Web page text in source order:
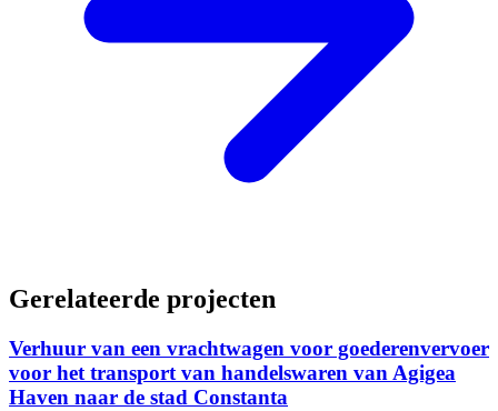
Gerelateerde projecten
Verhuur van een vrachtwagen voor goederenvervoer
voor het transport van handelswaren van Agigea
Haven naar de stad Constanta